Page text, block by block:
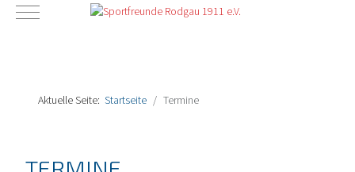
Mobile Menu Toggle
Aktuelle Seite: Startseite Termine